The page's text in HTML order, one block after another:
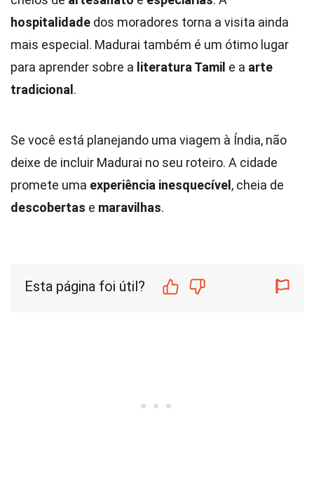
hospitalidade dos moradores torna a visita ainda
mais especial. Madurai também é um ótimo lugar
para aprender sobre a literatura Tamil e a arte
tradicional .
Se você está planejando uma viagem à Índia, não
deixe de incluir Madurai no seu roteiro. A cidade
promete uma experiência inesquecível , cheia de
descobertas e maravilhas.
Esta página foi útil?